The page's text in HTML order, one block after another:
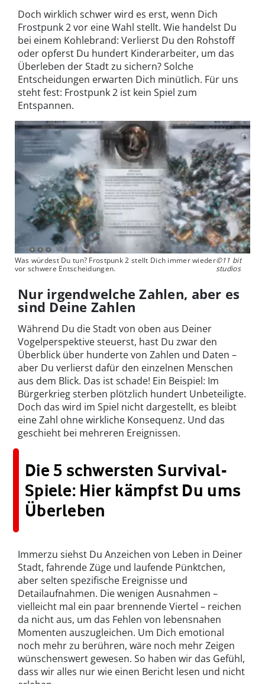
Doch wirklich schwer wird es erst, wenn Dich
Frostpunk 2 vor eine Wahl stellt. Wie handelst Du
bei einem Kohlebrand: Verlierst Du den Rohstoff
oder opferst Du hundert Kinderarbeiter, um das
Überleben der Stadt zu sichern? Solche
Entscheidungen erwarten Dich minütlich. Für uns
steht fest: Frostpunk 2 ist kein Spiel zum
Entspannen.
Was würdest Du tun? Frostpunk 2 stellt Dich immer wieder
vor schwere Entscheidungen.
©11 bit
studios
Nur irgendwelche Zahlen, aber es
sind Deine Zahlen
Während Du die Stadt von oben aus Deiner
Vogelperspektive steuerst, hast Du zwar den
Überblick über hunderte von Zahlen und Daten –
aber Du verlierst dafür den einzelnen Menschen
aus dem Blick. Das ist schade! Ein Beispiel: Im
Bürgerkrieg sterben plötzlich hundert Unbeteiligte.
Doch das wird im Spiel nicht dargestellt, es bleibt
eine Zahl ohne wirkliche Konsequenz. Und das
geschieht bei mehreren Ereignissen.
Die 5 schwersten Survival-
Spiele: Hier kämpfst Du ums
Überleben
Immerzu siehst Du Anzeichen von Leben in Deiner
Stadt, fahrende Züge und laufende Pünktchen,
aber selten spezifische Ereignisse und
Detailaufnahmen. Die wenigen Ausnahmen –
vielleicht mal ein paar brennende Viertel – reichen
da nicht aus, um das Fehlen von lebensnahen
Momenten auszugleichen. Um Dich emotional
noch mehr zu berühren, wäre noch mehr Zeigen
wünschenswert gewesen. So haben wir das Gefühl,
dass wir alles nur wie einen Bericht lesen und nicht